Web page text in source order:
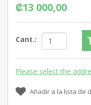
₡13 000,00
Cant.:
Please select the
Añadir a la lista de